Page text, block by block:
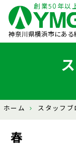
創業50年以
神奈川県横浜市にあ
ホーム スタッフブ
春